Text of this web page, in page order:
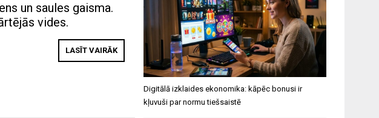
un saules gaisma.
vides.
LASĪT VAIRĀK
Digitālā izklaides ekonomika: kāpēc bonusi ir
kļuvuši par normu tiešsaistē